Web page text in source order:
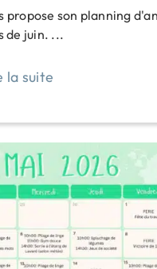
propose son planning
de juin. ...
la suite